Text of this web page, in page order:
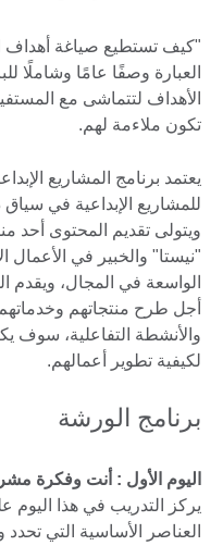
"كيف تستطيع صياغة أهداف
العبارة وصفًا عامًا وشاملًا
الأهداف لتتماشى مع
تكون ملاءمة لهم.
يعتمد برنامج المشاريع
للمشاريع الإبداعية في سياق
ويتولى تقديم المحتوى
"نيستا" والخبير في الأعمال
الواسعة في المجال، ويقدم
أجل طرح منتجاتهم
والأنشطة التفاعلية،
لكيفية تطوير أعمالهم.
برنامج الورشة
اليوم الأول : أنت وفكرة
يركز التدريب في هذا
العناصر الأساسية التي